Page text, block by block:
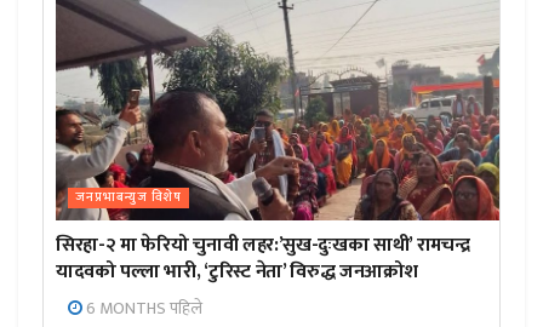
जनप्रभाबन्युज विशेष
सिरहा-२ मा फेरियो चुनावी लहर:’सुख-दुःखका साथी’ रामचन्द्र
यादवको पल्ला भारी, ‘टुरिस्ट नेता’ विरुद्ध जनआक्रोश
6 MONTHS पहिले